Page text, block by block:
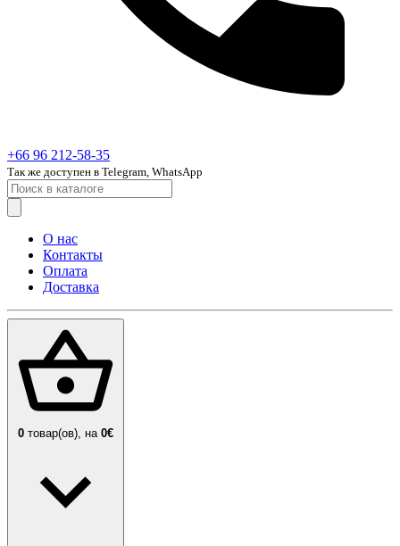
+66 96 212-58-35
Так же доступен в Telegram, WhatsApp
О нас
Контакты
Оплата
Доставка
0 товар(ов), на 0€